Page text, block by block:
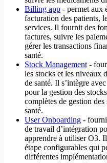
Billing app - permet aux
facturation des patients,
services. Il fournit des
factures, suivre les
gérer les transactions
santé.
Stock Management-
les stocks et les niveaux
de santé. Il s’intègre
pour la gestion des
complètes de gestion
santé.
User Onboarding -
de travail d’intégration
apprendre à utiliser O3.
étape configurables qui
différentes